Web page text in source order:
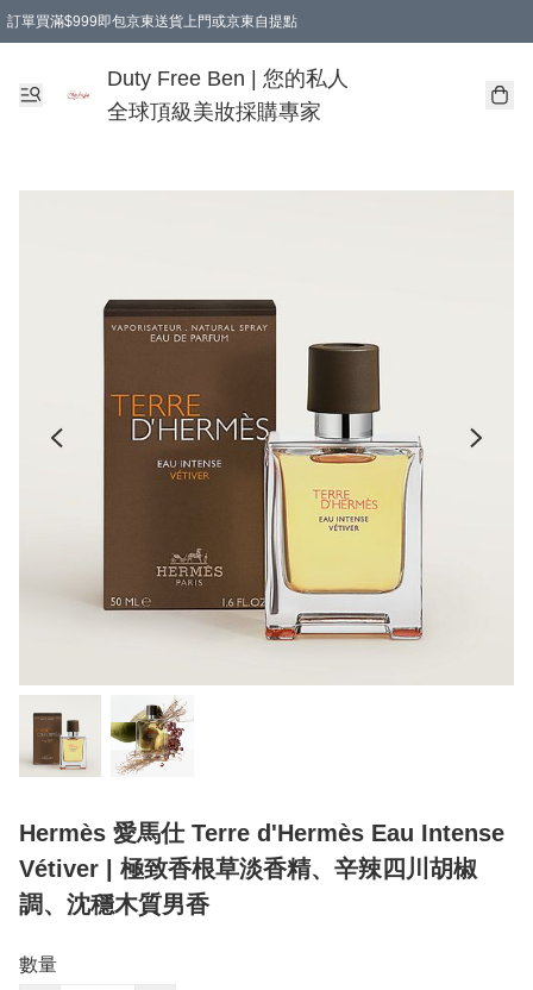
訂單買滿$999即包京東送貨上門或京東自提點
Duty Free Ben | 您的私人
全球頂級美妝採購專家
Hermès 愛馬仕 Terre d'Hermès Eau Intense
Vétiver | 極致香根草淡香精、辛辣四川胡椒
調、沈穩木質男香
數量